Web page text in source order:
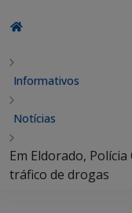
Informativos
Notícias
Em Eldorado,
tráfico de drogas